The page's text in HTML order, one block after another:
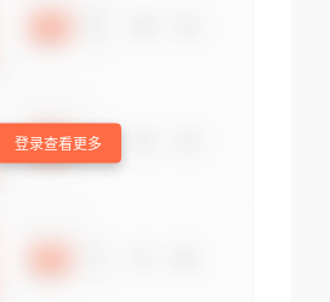
登录查看更多